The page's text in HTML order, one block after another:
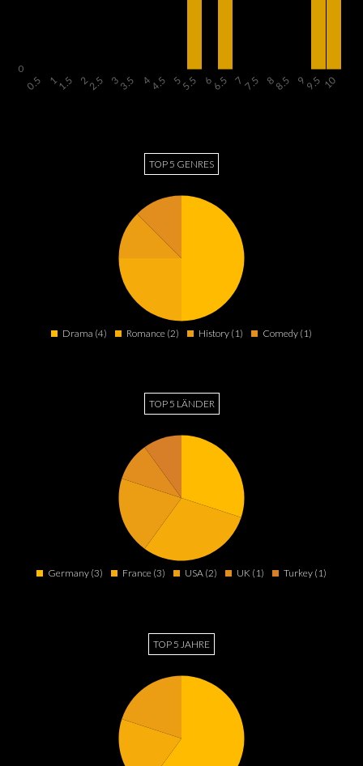
TOP 5 GENRES
Drama (4) Romance (2) History (1) Comedy (1)
TOP 5 LÄNDER
Germany (3) France (3) USA (2) UK (1) Turkey (1)
TOP 5 JAHRE